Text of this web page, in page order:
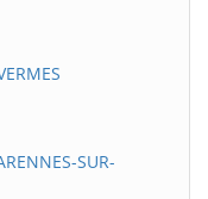
SUR-